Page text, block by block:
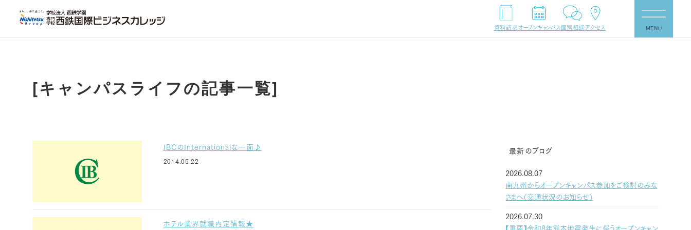
資料請求オープンキャンパス個別相談アクセス MENU
[キャンパスライフの記事一覧]
IBCのInternationalな一面♪
2014.05.22
ホテル業界就職内定情報★
最新のブログ
2026.08.07
南九州からオープンキャンパス参加をご検討のみな
さまへ（交通状況のお知らせ）
2026.07.30